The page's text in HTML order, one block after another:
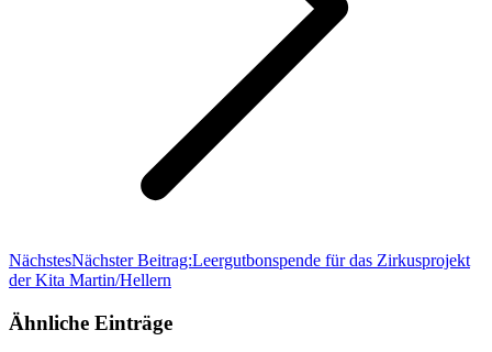
NächstesNächster Beitrag:Leergutbonspende für das Zirkusprojekt
der Kita Martin/Hellern
Ähnliche Einträge